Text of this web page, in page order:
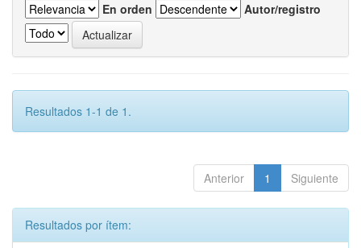
En orden
Autor/registro
Resultados 1-1 de 1.
Anterior 1 Siguiente
Resultados por ítem: